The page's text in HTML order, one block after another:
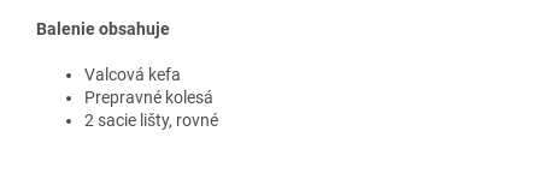
Balenie obsahuje
Valcová kefa
Prepravné kolesá
2 sacie lišty, rovné